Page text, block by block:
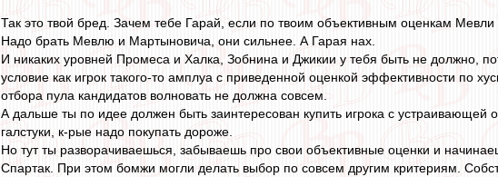
Так это твой бред. Зачем тебе Гарай, если по твоим объективным оценкам
Надо брать Мевлю и Мартыновича, они сильнее. А Гарая нах.
И никаких уровней Промеса и Халка, Зобнина и Джикии у тебя быть не должно,
условие как игрок такого-то амплуа с приведенной оценкой эффективности по
отбора пула кандидатов волновать не должна совсем.
А дальше ты по идее должен быть заинтересован купить игрока с
галстуки, к-рые надо покупать дороже.
Но тут ты разворачиваешься, забываешь про свои объективные оценки и
Спартак. При этом бомжи могли делать выбор по совсем другим критериям.